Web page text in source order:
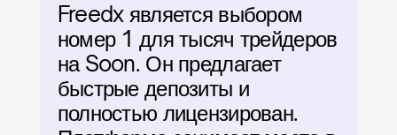
Freedx является выбором
номер 1 для тысяч трейдеров
на Soon. Он предлагает
быстрые депозиты и
полностью лицензирован.